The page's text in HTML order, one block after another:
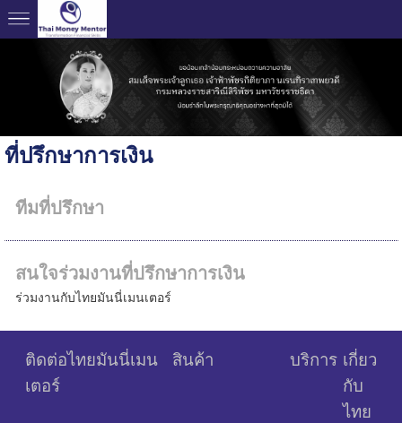
ที่ปรึกษาการเงิน
ทีมที่ปรึกษา
สนใจร่วมงานที่ปรึกษาการเงิน
ร่วมงานกับไทยมันนี่เมนเตอร์
ติดต่อไทยมันนี่เมน
เตอร์
สินค้า บริการ เกี่ยว
กับ
ไทย